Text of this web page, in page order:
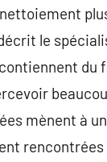
le
du
mènent à